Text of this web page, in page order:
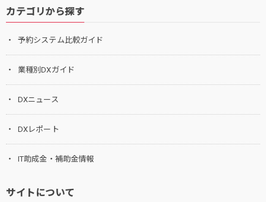
カテゴリから探す
予約システム比較ガイド
業種別DXガイド
DXニュース
DXレポート
IT助成金・補助金情報
サイトについて